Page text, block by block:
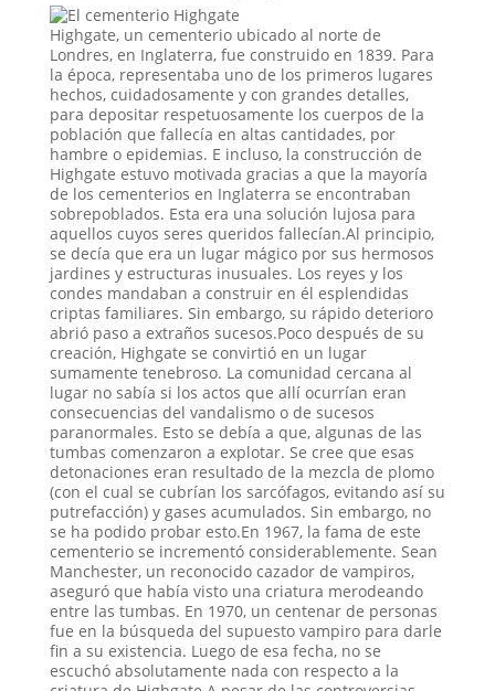
Highgate, un cementerio ubicado al norte de
Londres, en Inglaterra, fue construido en 1839. Para
la época, representaba uno de los primeros lugares
hechos, cuidadosamente y con grandes detalles,
para depositar respetuosamente los cuerpos de la
población que fallecía en altas cantidades, por
hambre o epidemias. E incluso, la construcción de
Highgate estuvo motivada gracias a que la mayoría
de los cementerios en Inglaterra se encontraban
sobrepoblados. Esta era una solución lujosa para
aquellos cuyos seres queridos fallecían.Al principio,
se decía que era un lugar mágico por sus hermosos
jardines y estructuras inusuales. Los reyes y los
condes mandaban a construir en él esplendidas
criptas familiares. Sin embargo, su rápido deterioro
abrió paso a extraños sucesos.Poco después de su
creación, Highgate se convirtió en un lugar
sumamente tenebroso. La comunidad cercana al
lugar no sabía si los actos que allí ocurrían eran
consecuencias del vandalismo o de sucesos
paranormales. Esto se debía a que, algunas de las
tumbas comenzaron a explotar. Se cree que esas
detonaciones eran resultado de la mezcla de plomo
(con el cual se cubrían los sarcófagos, evitando así su
putrefacción) y gases acumulados. Sin embargo, no
se ha podido probar esto.En 1967, la fama de este
cementerio se incrementó considerablemente. Sean
Manchester, un reconocido cazador de vampiros,
aseguró que había visto una criatura merodeando
entre las tumbas. En 1970, un centenar de personas
fue en la búsqueda del supuesto vampiro para darle
fin a su existencia. Luego de esa fecha, no se
escuchó absolutamente nada con respecto a la